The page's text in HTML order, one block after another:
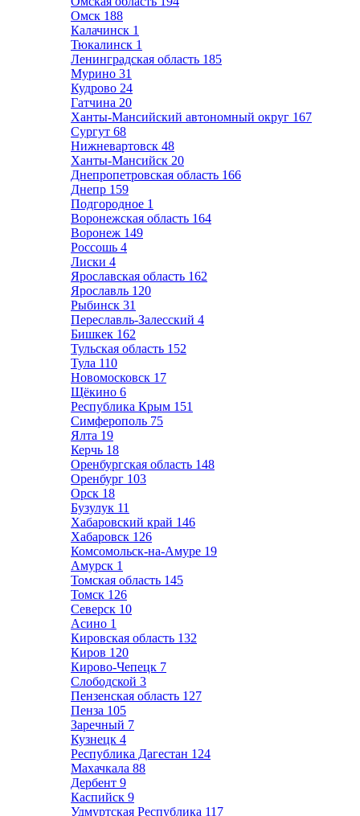
Омск 188
Калачинск 1
Тюкалинск 1
Ленинградская область 185
Мурино 31
Кудрово 24
Гатчина 20
Ханты-Мансийский автономный округ 167
Сургут 68
Нижневартовск 48
Ханты-Мансийск 20
Днепропетровская область 166
Днепр 159
Подгородное 1
Воронежская область 164
Воронеж 149
Россошь 4
Лиски 4
Ярославская область 162
Ярославль 120
Рыбинск 31
Переславль-Залесский 4
Бишкек 162
Тульская область 152
Тула 110
Новомосковск 17
Щёкино 6
Республика Крым 151
Симферополь 75
Ялта 19
Керчь 18
Оренбургская область 148
Оренбург 103
Орск 18
Бузулук 11
Хабаровский край 146
Хабаровск 126
Комсомольск-на-Амуре 19
Амурск 1
Томская область 145
Томск 126
Северск 10
Асино 1
Кировская область 132
Киров 120
Кирово-Чепецк 7
Слободской 3
Пензенская область 127
Пенза 105
Заречный 7
Кузнецк 4
Республика Дагестан 124
Махачкала 88
Дербент 9
Каспийск 9
Удмуртская Республика 117